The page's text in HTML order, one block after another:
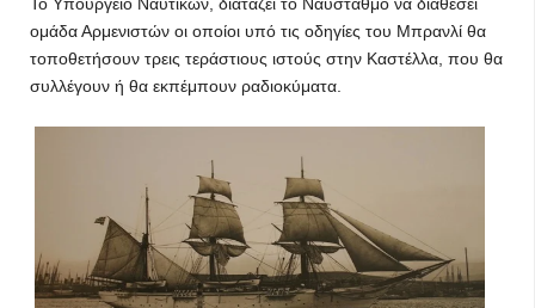
ομάδα Αρμενιστών οι οποίοι υπό τις οδηγίες του Μπρανλί θα
τοποθετήσουν τρεις τεράστιους ιστούς στην Καστέλλα, που θα
συλλέγουν ή θα εκπέμπουν ραδιοκύματα.